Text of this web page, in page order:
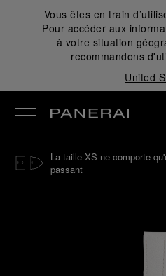
Vous êtes en train
Pour accéder aux
à votre situation
recommandons
United
La taille XS ne comporte
passant